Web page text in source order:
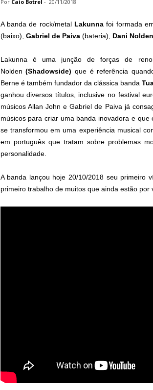
Por Caio Botrel - 20/11/2018
A banda de rock/metal Lakunna foi formada
(baixo), Gabriel de Paiva(bateria), Dani Nolden
Lakunna é uma junção de forças de
Nolden(Shadowside) que é referência
Berne é também fundador da clássica banda
ganhou diversos títulos, inclusive no festival
músicos Allan John e Gabriel de Paiva já
músicos para criar uma banda inovadora e
se transformou em uma experiência musical
em português que tratam sobre problemas
personalidade.
A banda lançou hoje 20/10/2018 seu primeiro
primeiro trabalho de muitos que ainda estão por